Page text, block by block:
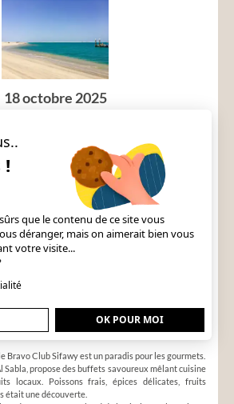
18 octobre 2025
entre montagnes majestueuses et eaux
voyage groupe à Oman inoubliable avec Transgallia.
de Mascate, le Bravo Club Sifawy fut le point de
à Oman alliant détente, nature et culture.
m’a émerveillé : d’un côté, les monts Hajar dressent
l’autre, la marina de Jebel Sifah s’ouvre sur la mer
par le designer Alfredo Freda, marie parfaitement
les influences omanaises.
lumineuse, offrait une vue imprenable sur la piscine
des mosaïques colorées aux tissus raffinés,
orientale
Bravo Club Sifawy est un paradis pour les gourmets.
Sabla, propose des buffets savoureux mêlant cuisine
locaux. Poissons frais, épices délicates, fruits
était une découverte.
!
que le contenu de ce site vous
déranger, mais on aimerait bien vous
votre visite...
OK POUR MOI